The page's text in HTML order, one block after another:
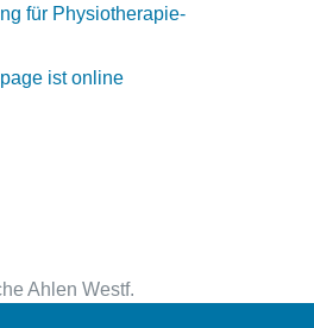
für Physiotherapie-
ist online